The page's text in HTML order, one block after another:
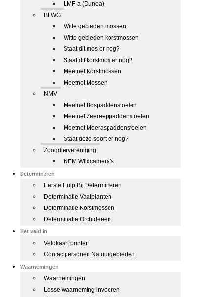
LMF-a (Dunea)
BLWG
Witte gebieden mossen
Witte gebieden korstmossen
Staat dit mos er nog?
Staat dit korstmos er nog?
Meetnet Korstmossen
Meetnet Mossen
NMV
Meetnet Bospaddenstoelen
Meetnet Zeereeppaddenstoelen
Meetnet Moeraspaddenstoelen
Staat deze soort er nog?
Zoogdiervereniging
NEM Wildcamera's
Determineren
Eerste Hulp Bij Determineren
Determinatie Vaatplanten
Determinatie Korstmossen
Determinatie Orchideeën
Het veld in
Veldkaart printen
Contactpersonen Natuurgebieden
Waarnemingen
Waarnemingen
Losse waarneming invoeren